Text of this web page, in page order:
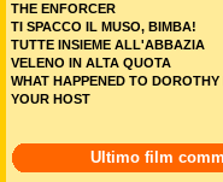
THE ENFORCER
TI SPACCO IL MUSO, BIMBA!
TUTTE INSIEME ALL'ABBAZIA
VELENO IN ALTA QUOTA
WHAT HAPPENED TO
YOUR HOST
Ultimo film